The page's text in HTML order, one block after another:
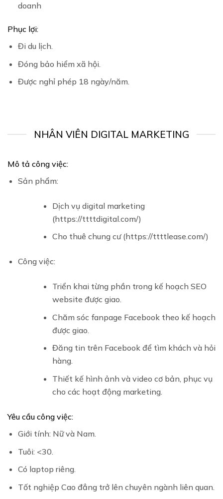
doanh
Phục lợi:
Đi du lịch.
Đóng bảo hiểm xã hội.
Được nghỉ phép 18 ngày/năm.
NHÂN VIÊN DIGITAL MARKETING
Mô tả công việc:
Sản phẩm:
Dịch vụ digital marketing
(https://ttttdigital.com/)
Cho thuê chung cư (https://ttttlease.com/)
Công việc:
Triển khai từng phần trong kế hoạch SEO
website được giao.
Chăm sóc fanpage Facebook theo kế hoạch
được giao.
Đăng tin trên Facebook để tìm khách và hỏi
hàng.
Thiết kế hình ảnh và video cơ bản, phục vụ
cho các hoạt động marketing.
Yêu cầu công việc:
Giới tính: Nữ và Nam.
Tuôi: <30.
Có laptop riêng.
Tốt nghiệp Cao đẳng trở lên chuyên ngành liên quan.